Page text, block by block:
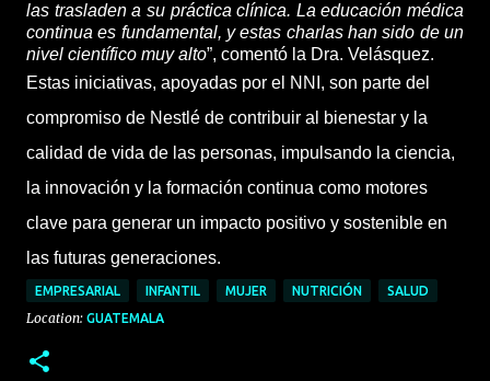
las trasladen a su práctica clínica. La educación médica
continua es fundamental, y estas charlas han sido de un
nivel científico muy alto”, comentó la Dra. Velásquez.
Estas iniciativas, apoyadas por el NNI, son parte del
compromiso de Nestlé de contribuir al bienestar y la
calidad de vida de las personas, impulsando la ciencia,
la innovación y la formación continua como motores
clave para generar un impacto positivo y sostenible en
las futuras generaciones.
EMPRESARIAL INFANTIL MUJER NUTRICIÓN SALUD
Location: GUATEMALA